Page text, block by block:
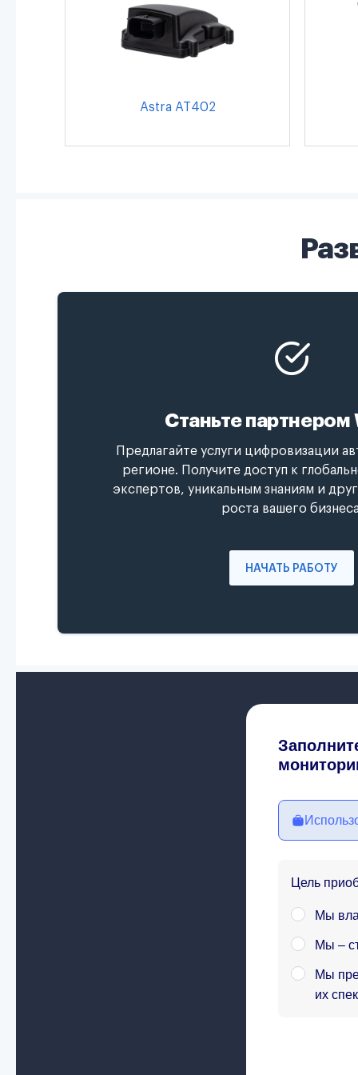
Astra AT402
Станьте партнером
Предлагайте услуги цифровизации
регионе. Получите доступ к
экспертов, уникальным знаниям и
роста вашего
НАЧАТЬ РАБОТУ